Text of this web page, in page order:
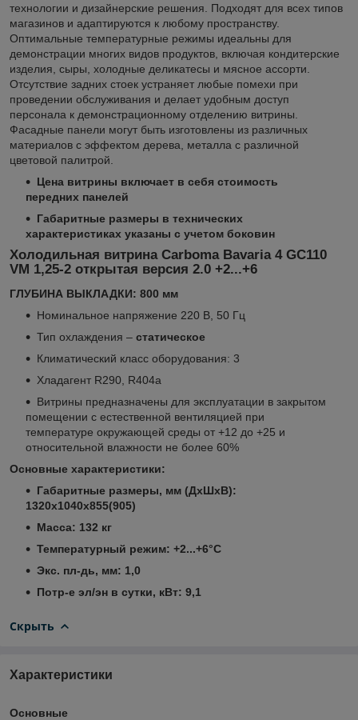
технологии и дизайнерские решения. Подходят для всех типов
магазинов и адаптируются к любому пространству.
Оптимальные температурные режимы идеальны для
демонстрации многих видов продуктов, включая кондитерские
изделия, сыры, холодные деликатесы и мясное ассорти.
Отсутствие задних стоек устраняет любые помехи при
проведении обслуживания и делает удобным доступ
персонала к демонстрационному отделению витрины.
Фасадные панели могут быть изготовлены из различных
материалов с эффектом дерева, металла с различной
цветовой палитрой.
Цена витрины включает в себя стоимость
передних панелей
Габаритные размеры в технических
характеристиках указаны с учетом боковин
Холодильная витрина Сarboma Bavaria 4 GC110
VM 1,25-2 открытая версия 2.0 +2...+6
ГЛУБИНА ВЫКЛАДКИ: 800 мм
Номинальное напряжение 220 В, 50 Гц
Тип охлаждения – статическое
Климатический класс оборудования: 3
Хладагент R290, R404a
Витрины предназначены для эксплуатации в закрытом
помещении с естественной вентиляцией при
температуре окружающей среды от +12 до +25 и
относительной влажности не более 60%
Основные характеристики:
Габаритные размеры, мм (ДхШхВ):
1320х1040х855(905)
Масса: 132 кг
Температурный режим: +2...+6°C
Экс. пл-дь, мм: 1,0
Потр-е эл/эн в сутки, кВт: 9,1
Скрыть
Характеристики
Основные